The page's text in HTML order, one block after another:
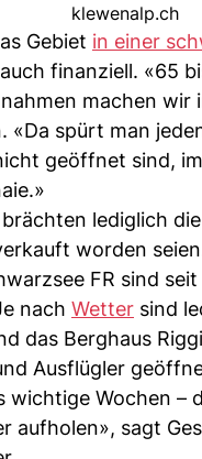
klewenalp.ch
Gebiet in einer
finanziell. «65
machen wir
«Da spürt man
geöffnet sind, im
lediglich
worden
FR sind
nach Wetter sind
das Berghaus
Ausflügler
wichtige Wochen –
aufholen», sagt